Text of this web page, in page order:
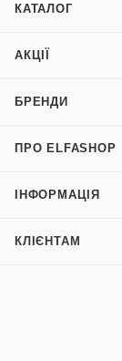
КАТАЛОГ
АКЦІЇ
БРЕНДИ
ПРО ELFASHOP
ІНФОРМАЦІЯ
КЛІЄНТАМ